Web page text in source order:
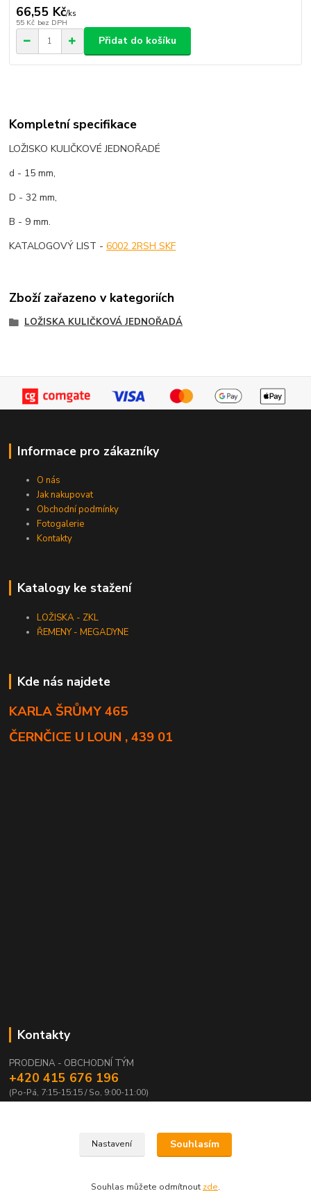
66,55 Kč/ks
55 Kč bez DPH
Přidat do košíku
Kompletní specifikace
LOŽISKO KULIČKOVÉ JEDNOŘADÉ
d - 15 mm,
D - 32 mm,
B - 9 mm.
KATALOGOVÝ LIST -6002 2RSH SKF
Zboží zařazeno v kategoriích
LOŽISKA KULIČKOVÁ JEDNOŘADÁ
Informace pro zákazníky
O nás
Jak nakupovat
Obchodní podmínky
Fotogalerie
Kontakty
Katalogy ke stažení
LOŽISKA - ZKL
ŘEMENY - MEGADYNE
Kde nás najdete
KARLA ŠRŮMY 465
ČERNČICE U LOUN , 439 01
Kontakty
PRODEJNA - OBCHODNÍ TÝM
+420 415 676 196
(Po-Pá, 7:15-15:15 / So, 9:00-11:00)
Nastavení Souhlasím
Souhlas můžete odmítnout zde.